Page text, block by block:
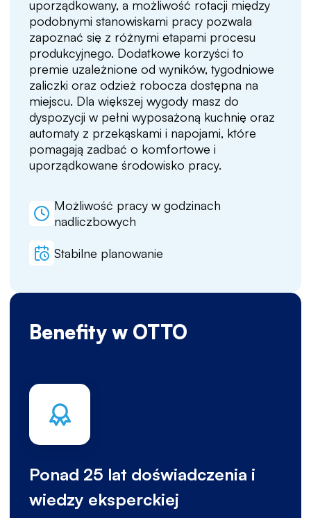
uporządkowany, a możliwość rotacji między
podobnymi stanowiskami pracy pozwala
zapoznać się z różnymi etapami procesu
produkcyjnego. Dodatkowe korzyści to
premie uzależnione od wyników, tygodniowe
zaliczki oraz odzież robocza dostępna na
miejscu. Dla większej wygody masz do
dyspozycji w pełni wyposażoną kuchnię oraz
automaty z przekąskami i napojami, które
pomagają zadbać o komfortowe i
uporządkowane środowisko pracy.
Możliwość pracy w godzinach
nadliczbowych
Stabilne planowanie
Benefity w OTTO
Ponad 25 lat doświadczenia i
wiedzy eksperckiej